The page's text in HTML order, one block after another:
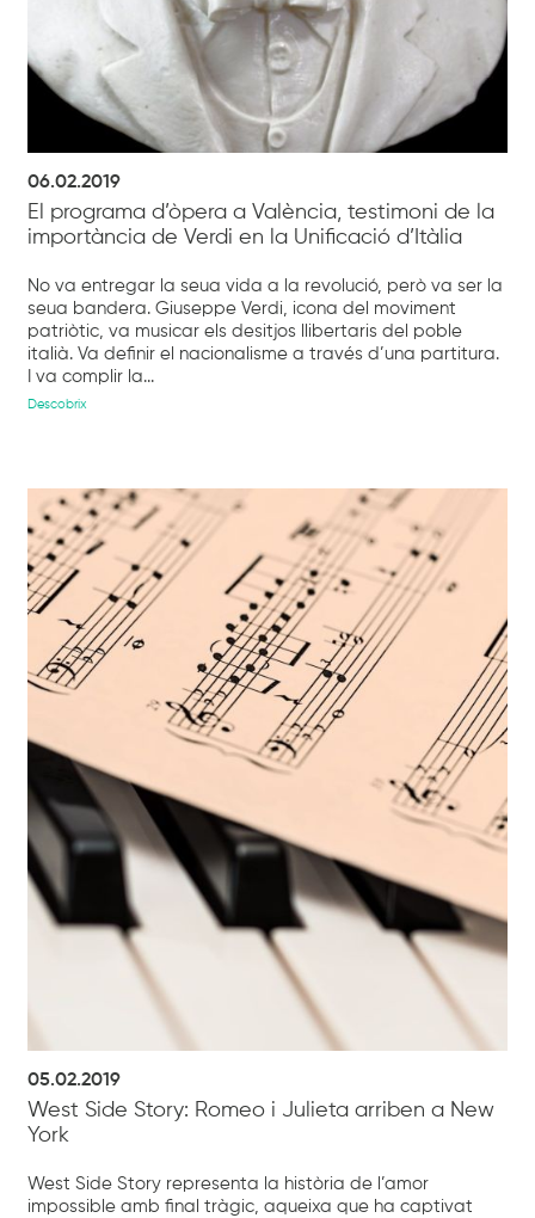
06.02.2019
El programa d’òpera a València, testimoni de la
importància de Verdi en la Unificació d’Itàlia
No va entregar la seua vida a la revolució, però va ser la
seua bandera. Giuseppe Verdi, icona del moviment
patriòtic, va musicar els desitjos llibertaris del poble
italià. Va definir el nacionalisme a través d’una partitura.
I va complir la...
Descobrix
05.02.2019
West Side Story: Romeo i Julieta arriben a New
York
West Side Story representa la història de l’amor
impossible amb final tràgic, aqueixa que ha captivat